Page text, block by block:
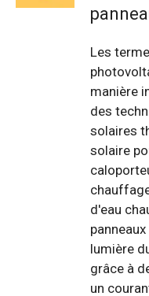
Les
manière
des
solaires
solaire
d'eau
lumière
grâce à
un